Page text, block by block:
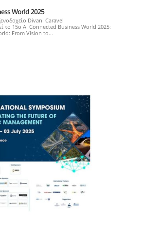
World 2025
Divani Caravel
το 15o AI Connected Business World 2025:
From Vision to...